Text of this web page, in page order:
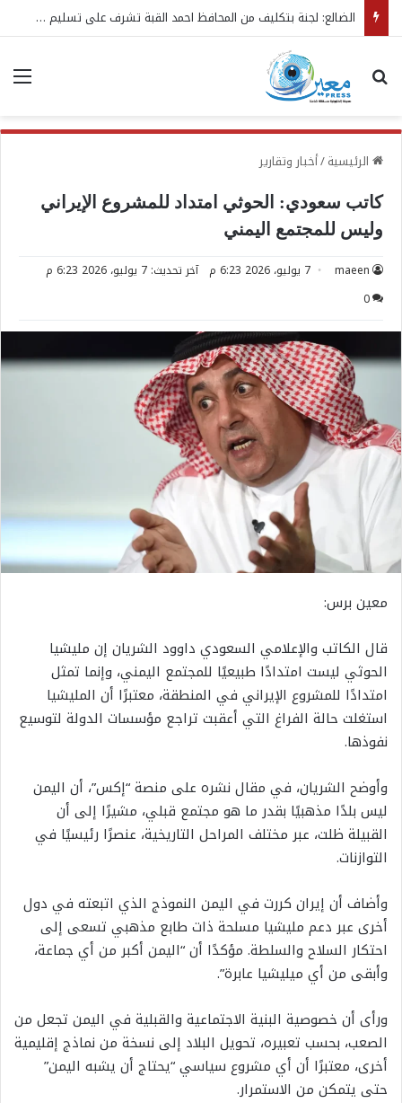
الضالع: لجنة بتكليف من المحافظ احمد القبة تشرف على تسليم واستلام مهام مدير عام مديرية قعطبة الجديد
بحث عن
الرئيسية/أخبار وتقارير
كاتب سعودي: الحوثي امتداد للمشروع الإيراني
وليس للمجتمع اليمني
maeen 7 يوليو، 2026 6:23 م
آخر تحديث: 7 يوليو، 2026 6:23 م
0
معين برس:
قال الكاتب والإعلامي السعودي داوود الشريان إن مليشيا
الحوثي ليست امتدادًا طبيعيًا للمجتمع اليمني، وإنما تمثل
امتدادًا للمشروع الإيراني في المنطقة، معتبرًا أن المليشيا
استغلت حالة الفراغ التي أعقبت تراجع مؤسسات الدولة لتوسيع
نفوذها.
وأوضح الشريان، في مقال نشره على منصة “إكس”، أن اليمن
ليس بلدًا مذهبيًا بقدر ما هو مجتمع قبلي، مشيرًا إلى أن
القبيلة ظلت، عبر مختلف المراحل التاريخية، عنصرًا رئيسيًا في
التوازنات.
وأضاف أن إيران كررت في اليمن النموذج الذي اتبعته في دول
أخرى عبر دعم مليشيا مسلحة ذات طابع مذهبي تسعى إلى
احتكار السلاح والسلطة. مؤكدًا أن “اليمن أكبر من أي جماعة،
وأبقى من أي ميليشيا عابرة”.
ورأى أن خصوصية البنية الاجتماعية والقبلية في اليمن تجعل من
الصعب، بحسب تعبيره، تحويل البلاد إلى نسخة من نماذج إقليمية
أخرى، معتبرًا أن أي مشروع سياسي “يحتاج أن يشبه اليمن”
حتى يتمكن من الاستمرار.